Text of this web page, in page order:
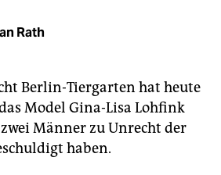
Rath
Berlin-Tiergarten hat heute
Model Gina-Lisa Lohfink
Männer zu Unrecht der
haben.